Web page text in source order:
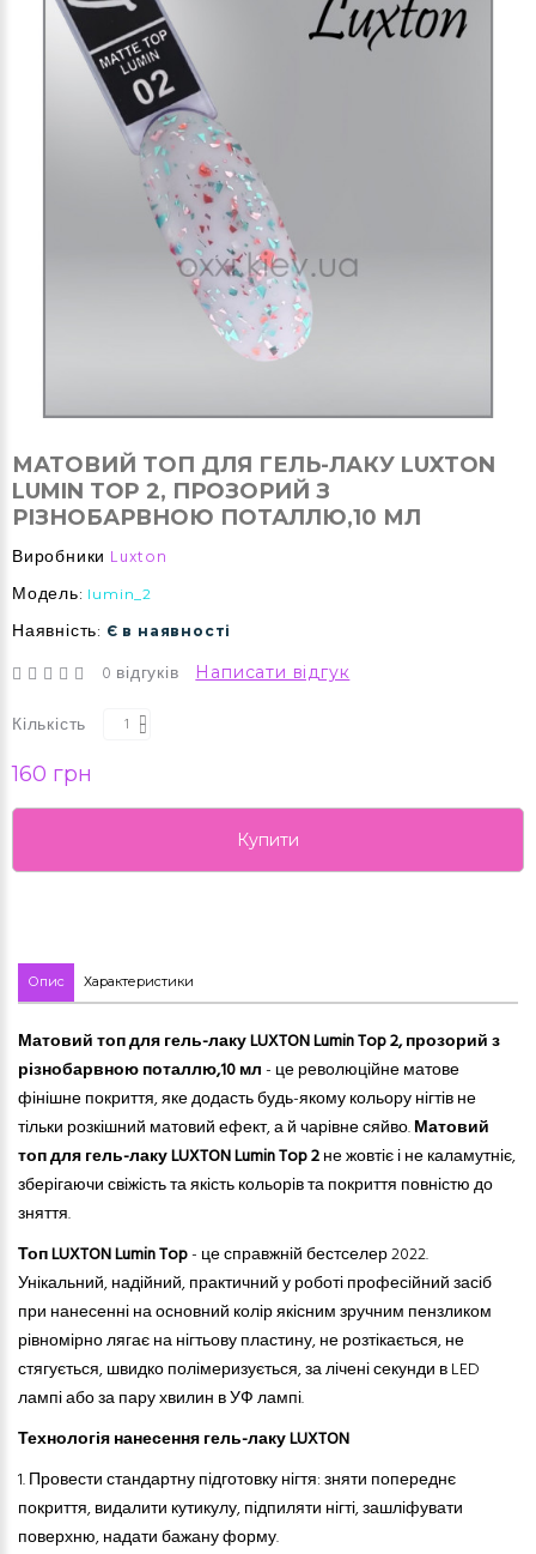
МАТОВИЙ ТОП ДЛЯ ГЕЛЬ-ЛАКУ LUXTON
LUMIN TOP 2, ПРОЗОРИЙ З
РІЗНОБАРВНОЮ ПОТАЛЛЮ,10 МЛ
Виробники Luxton
Модель: lumin_2
Наявність: Є в наявності
0 відгуків Написати відгук
Кількість
160 грн
Купити
Опис Характеристики
Матовий топ для гель-лаку LUXTON Lumin Top 2, прозорий з
різнобарвною поталлю,10 мл- цереволюційне матове
фінішне покриття, яке додасть будь-якому кольорунігтівне
тільки розкішний матовий ефект, а й чарівне сяйво.Матовий
топ для гель-лаку LUXTON Lumin Top 2не жовтіє і не каламутніє,
зберігаючи свіжість та якість кольорів та покриття повністю до
зняття.
Топ LUXTON Lumin Top- це справжній бестселер 2022.
Унікальний, надійний, практичний у роботі професійний засіб
при нанесенні на основний колір якісним зручним пензликом
рівномірно лягає на нігтьову пластину, не розтікається, не
стягується, швидко полімеризується, за лічені секунди в LED
лампі або за пару хвилин в УФ лампі.
Технологія нанесення гель-лаку LUXTON
1. Провести стандартну підготовку нігтя: зняти попереднє
покриття, видалити кутикулу, підпиляти нігті, зашліфувати
поверхню, надати бажану форму.